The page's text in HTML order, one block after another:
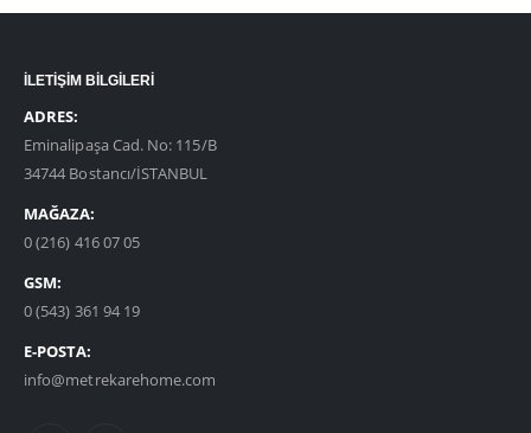
İLETİŞİM BİLGİLERİ
ADRES:
Eminalipaşa Cad. No: 115/B
34744 Bostancı/İSTANBUL
MAĞAZA:
0 (216) 416 07 05
GSM:
0 (543) 361 94 19
E-POSTA:
info@metrekarehome.com